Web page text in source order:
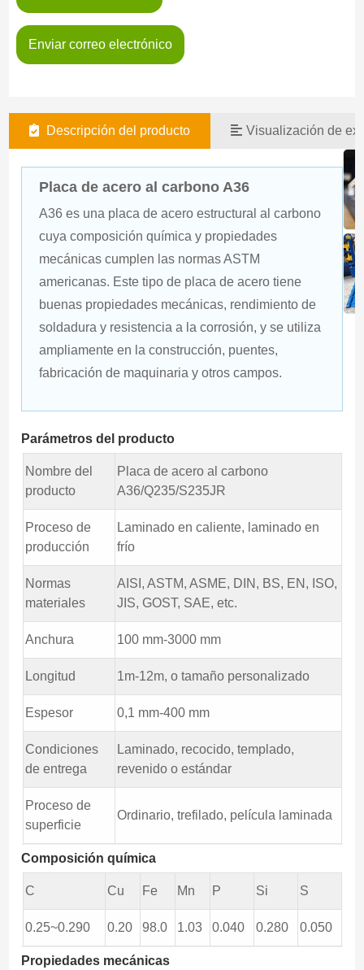
Enviar correo electrónico
Descripción del producto Visualización de
Placa de acero al carbono A36
A36 es una placa de acero estructural al carbono
cuya composición química y propiedades
mecánicas cumplen las normas ASTM
americanas. Este tipo de placa de acero tiene
buenas propiedades mecánicas, rendimiento de
soldadura y resistencia a la corrosión, y se utiliza
ampliamente en la construcción, puentes,
fabricación de maquinaria y otros campos.
Parámetros del producto
Nombre del
producto
Placa de acero al carbono
A36/Q235/S235JR
Proceso de
producción
Laminado en caliente, laminado en
frío
Normas
materiales
AISI, ASTM, ASME, DIN, BS, EN, ISO,
JIS, GOST, SAE, etc.
Anchura 100 mm-3000 mm
Longitud 1m-12m, o tamaño personalizado
Espesor 0,1 mm-400 mm
Condiciones
de entrega
Laminado, recocido, templado,
revenido o estándar
Proceso de
superficie
Ordinario, trefilado, película laminada
Composición química
C Cu Fe Mn P Si S
0.25~0.290 0.20 98.0 1.03 0.040 0.280 0.050
Propiedades mecánicas